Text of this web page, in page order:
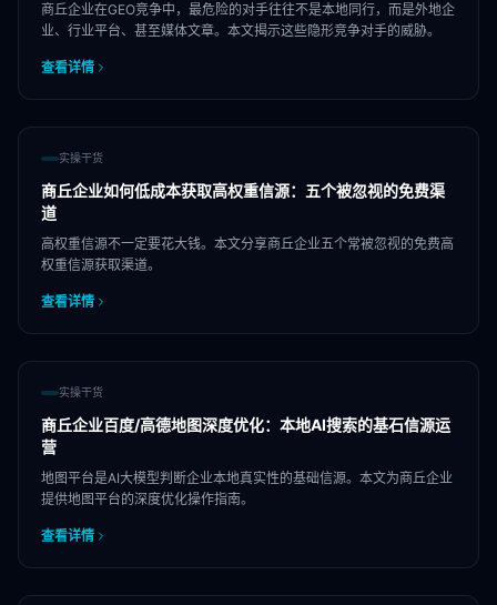
商丘企业在GEO竞争中，最危险的对手往往不是本地同行，而是外地企
业、行业平台、甚至媒体文章。本文揭示这些隐形竞争对手的威胁。
查看详情
实操干货
商丘企业如何低成本获取高权重信源：五个被忽视的免费渠
道
高权重信源不一定要花大钱。本文分享商丘企业五个常被忽视的免费高
权重信源获取渠道。
查看详情
实操干货
商丘企业百度/高德地图深度优化：本地AI搜索的基石信源运
营
地图平台是AI大模型判断企业本地真实性的基础信源。本文为商丘企业
提供地图平台的深度优化操作指南。
查看详情